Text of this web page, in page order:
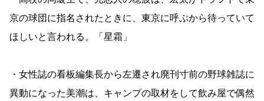
京の球団に指名されたときに、東京に呼ぶから待っていて
ほしいと言われる。「星霜」
・女性誌の看板編集長から左遷され廃刊寸前の野球雑誌に
異動になった美潮は、キャンプの取材をして飲み屋で偶然